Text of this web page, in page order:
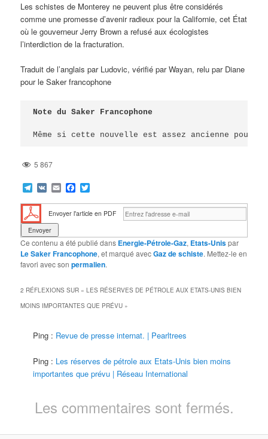
Les schistes de Monterey ne peuvent plus être considérés
comme une promesse d’avenir radieux pour la Californie, cet État
où le gouverneur Jerry Brown a refusé aux écologistes
l’interdiction de la fracturation.
Traduit de l’anglais par Ludovic, vérifié par Wayan, relu par Diane
pour le Saker francophone
Note du Saker Francophone
Même si cette nouvelle est assez ancienne
5 867
Telegram
VK EmailFacebook
Envoyer l'article en PDF
Ce contenu a été publié dans Energie-Pétrole-Gaz, Etats-Unispar
Le Saker Francophone, et marqué avecGaz de schiste. Mettez-le en
favori avec sonpermalien.
2 RÉFLEXIONS SUR «LES RÉSERVES DE PÉTROLE AUX ETATS-UNIS BIEN
MOINS IMPORTANTES QUE PRÉVU »
Ping : Revue de presse internat. | Pearltrees
Ping : Les réserves de pétrole aux Etats-Unis bien moins
importantes que prévu | Réseau International
Les commentaires sont fermés.